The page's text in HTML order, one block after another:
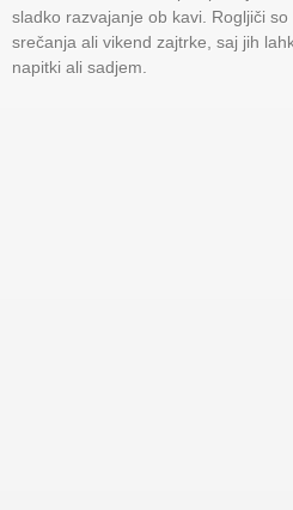
sladko razvajanje ob kavi. Rogljiči
srečanja ali vikend zajtrke, saj jih
napitki ali sadjem.